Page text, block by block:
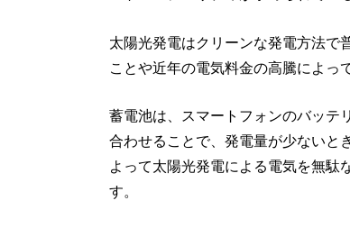
太陽光発電はクリーンな発電方法で
ことや近年の電気料金の高騰によっ
蓄電池は、スマートフォンのバッテ
合わせることで、発電量が少ないと
よって太陽光発電による電気を無
す。